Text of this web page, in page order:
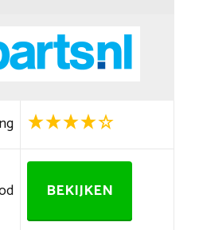
BEKIJKEN